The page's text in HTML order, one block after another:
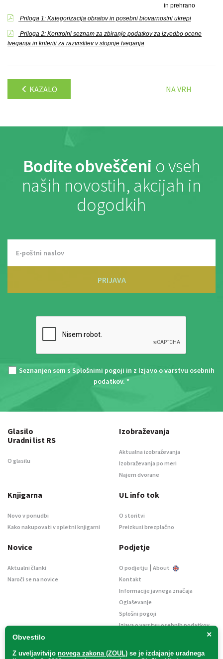
in prehrano
Priloga 1: Kategorizacija obratov in posebni biovarnostni ukrepi
Priloga 2: Kontrolni seznam za zbiranje podatkov za izvedbo ocene
tveganja in kriteriji za razvrstitev v stopnje tveganja
KAZALO NA VRH
Bodite obveščeni o vseh
naših novostih, akcijah in
dogodkih
PRIJAVA
Seznanjen sem s Splošnimi pogoji in z Izjavo o varstvu osebnih
podatkov. *
×
Obvestilo
Z uveljavitvijo novega zakona (ZOUL) se je izdajanje uradnega
Glasilo
Uradni list RS
O glasilu
Izobraževanja
Aktualna izobraževanja
Izobraževanja po meri
Najem dvorane
Knjigarna
Novo v ponudbi
Kako nakupovati v spletni knjigarni
UL info tok
O storitvi
Preizkusi brezplačno
Novice
Aktualni članki
Naroči se na novice
Podjetje
O podjetju | About
Kontakt
Informacije javnega značaja
Oglaševanje
Splošni pogoji
Izjava o varstvu osebnih podatkov